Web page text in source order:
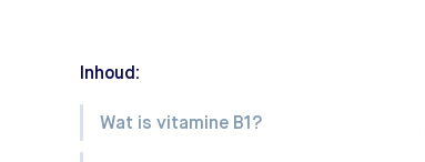
Inhoud:
Wat is vitamine B1?